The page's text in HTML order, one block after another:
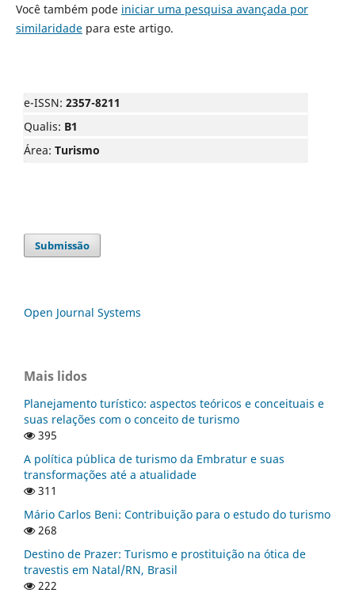
Você também pode iniciar uma pesquisa avançada por
similaridadepara este artigo.
e-ISSN: 2357-8211
Qualis: B1
Área: Turismo
Submissão
Open Journal Systems
Mais lidos
Planejamento turístico: aspectos teóricos e conceituais e
suas relações com o conceito de turismo
395
A política pública de turismo da Embratur e suas
transformações até a atualidade
311
Mário Carlos Beni: Contribuição para o estudo do turismo
268
Destino de Prazer: Turismo e prostituição na ótica de
travestis em Natal/RN, Brasil
222